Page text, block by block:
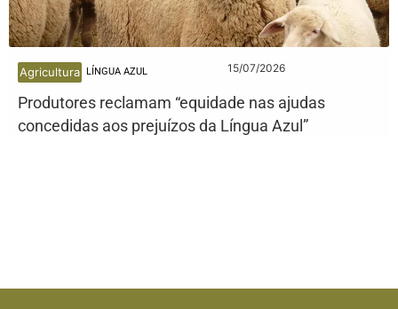
Agricultura LÍNGUA AZUL 15/07/2026
Produtores reclamam “equidade nas ajudas
concedidas aos prejuízos da Língua Azul”